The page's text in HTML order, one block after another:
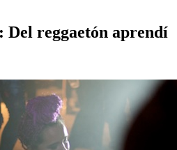
reggaetón aprendí